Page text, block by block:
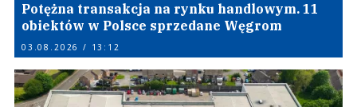
Potężna transakcja na rynku handlowym. 11
obiektów w Polsce sprzedane Węgrom
03.08.2026 / 13:12